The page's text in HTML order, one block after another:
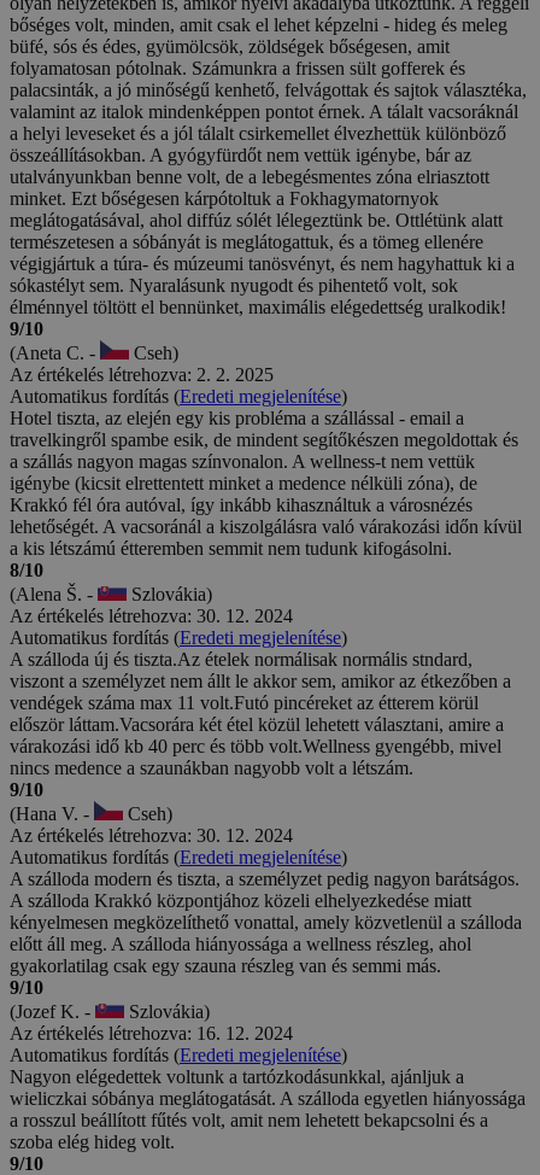
bőséges volt, minden, amit csak el lehet képzelni - hideg és meleg
büfé, sós és édes, gyümölcsök, zöldségek bőségesen, amit
folyamatosan pótolnak. Számunkra a frissen sült gofferek és
palacsinták, a jó minőségű kenhető, felvágottak és sajtok választéka,
valamint az italok mindenképpen pontot érnek. A tálalt vacsoráknál
a helyi leveseket és a jól tálalt csirkemellet élvezhettük különböző
összeállításokban. A gyógyfürdőt nem vettük igénybe, bár az
utalványunkban benne volt, de a lebegésmentes zóna elriasztott
minket. Ezt bőségesen kárpótoltuk a Fokhagymatornyok
meglátogatásával, ahol diffúz sólét lélegeztünk be. Ottlétünk alatt
természetesen a sóbányát is meglátogattuk, és a tömeg ellenére
végigjártuk a túra- és múzeumi tanösvényt, és nem hagyhattuk ki a
sókastélyt sem. Nyaralásunk nyugodt és pihentető volt, sok
élménnyel töltött el bennünket, maximális elégedettség uralkodik!
9/10
(Aneta C. -
Cseh)
Az értékelés létrehozva: 2. 2. 2025
Automatikus fordítás (Eredeti megjelenítése)
Hotel tiszta, az elején egy kis probléma a szállással - email a
travelkingről spambe esik, de mindent segítőkészen megoldottak és
a szállás nagyon magas színvonalon. A wellness-t nem vettük
igénybe (kicsit elrettentett minket a medence nélküli zóna), de
Krakkó fél óra autóval, így inkább kihasználtuk a városnézés
lehetőségét. A vacsoránál a kiszolgálásra való várakozási időn kívül
a kis létszámú étteremben semmit nem tudunk kifogásolni.
8/10
(Alena Š. -
Szlovákia)
Az értékelés létrehozva: 30. 12. 2024
Automatikus fordítás (Eredeti megjelenítése)
A szálloda új és tiszta.Az ételek normálisak normális stndard,
viszont a személyzet nem állt le akkor sem, amikor az étkezőben a
vendégek száma max 11 volt.Futó pincéreket az étterem körül
először láttam.Vacsorára két étel közül lehetett választani, amire a
várakozási idő kb 40 perc és több volt.Wellness gyengébb, mivel
nincs medence a szaunákban nagyobb volt a létszám.
9/10
(Hana V. -
Cseh)
Az értékelés létrehozva: 30. 12. 2024
Automatikus fordítás (Eredeti megjelenítése)
A szálloda modern és tiszta, a személyzet pedig nagyon barátságos.
A szálloda Krakkó központjához közeli elhelyezkedése miatt
kényelmesen megközelíthető vonattal, amely közvetlenül a szálloda
előtt áll meg. A szálloda hiányossága a wellness részleg, ahol
gyakorlatilag csak egy szauna részleg van és semmi más.
9/10
(Jozef K. -
Szlovákia)
Az értékelés létrehozva: 16. 12. 2024
Automatikus fordítás (Eredeti megjelenítése)
Nagyon elégedettek voltunk a tartózkodásunkkal, ajánljuk a
wieliczkai sóbánya meglátogatását. A szálloda egyetlen hiányossága
a rosszul beállított fűtés volt, amit nem lehetett bekapcsolni és a
szoba elég hideg volt.
9/10